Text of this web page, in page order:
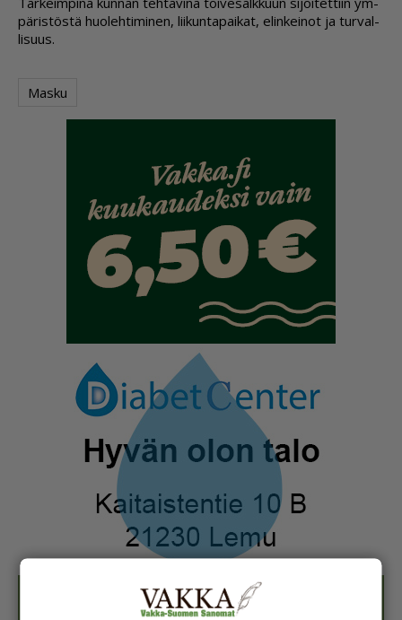
pä­ris­tös­tä huo­leh­ti­mi­nen, lii­kun­ta­pai­kat, elin­kei­not ja tur­val­
li­suus.
Masku